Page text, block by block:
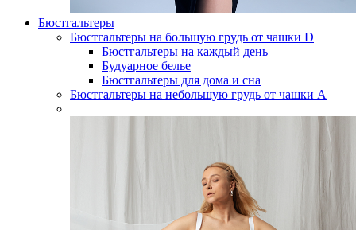
Бюстгальтеры
Бюстгальтеры на большую грудь от чашки D
Бюстгальтеры на каждый день
Будуарное белье
Бюстгальтеры для дома и сна
Бюстгальтеры на небольшую грудь от чашки А